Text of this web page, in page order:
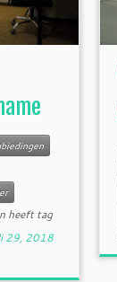
heeft tag
29, 2018